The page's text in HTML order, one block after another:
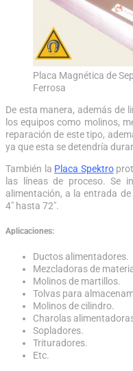
Placa Magnética de
Ferrosa
De esta manera, además de
los equipos como molinos,
reparación de este tipo,
ya que esta se detendría
También la Placa Spektro
las líneas de proceso. Se
alimentación, a la entrada
4″ hasta 72″.
Aplicaciones:
Ductos alimentadores.
Mezcladoras de
Molinos de martillos.
Tolvas para
Molinos de cilindro.
Charolas
Sopladores.
Trituradores.
Etc.